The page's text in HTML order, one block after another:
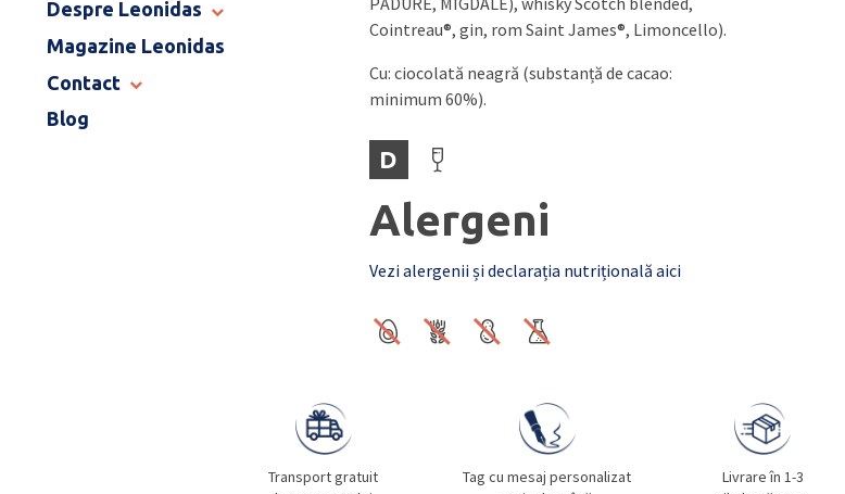
END OF SCHOOL
Despre Leonidas
POVESTEA LEONIDAS
CATALOG PAȘTE 2026
Magazine Leonidas
Contact
MAGAZINE LEONIDAS
Blog
Cointreau®, gin, rom Saint James®, Limoncello).
Cu: ciocolată neagră (substanță de cacao:
minimum 60%).
D
Alergeni
Vezi alergenii și declarația nutrițională aici
Transport gratuit
Tag cu mesaj personalizat
Livrare în 1-3